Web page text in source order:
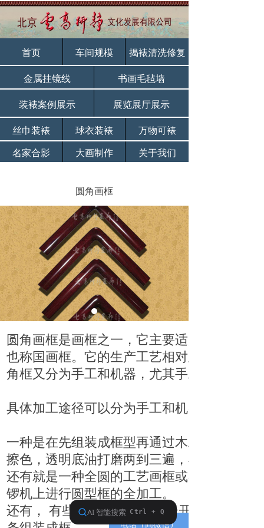
金属挂镜线
书画毛毡墙
装裱案例展示
展览展厅展示
首页 车间规模 揭裱清洗修复
名家合影 大画制作 关于我们
电话（同微信）
丝巾装裱 球衣装裱 万物可裱
圆角画框
圆角画框是画框之一，它主要适用于我国的
也称国画框。它的生产工艺相对直角画框来
角框又分为手工和机器，尤其手工圆角框成
具体加工途径可以分为手工和机器，制作方
一种是在先组装成框型再通过木工设备切加
擦色，透明底油打磨两到三遍，再上面油加
还有就是一种全圆的工艺画框或者镜框就只
锣机上进行圆型框的全加工。
还有， 有些圆角与边线条是分开组装的，前